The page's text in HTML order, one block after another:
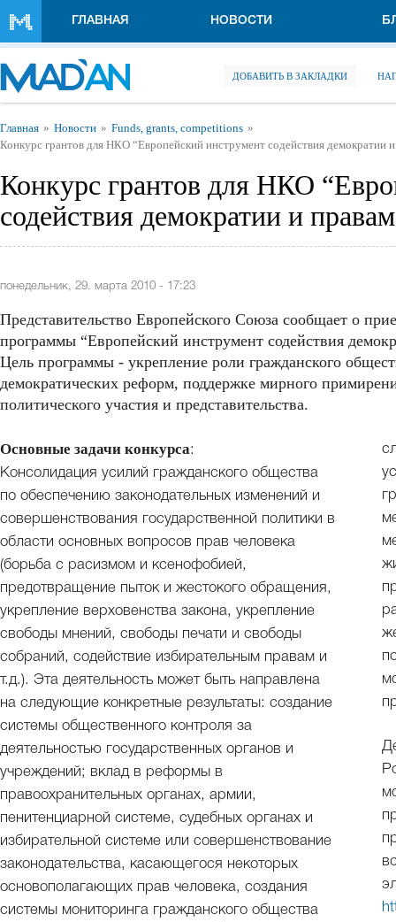
ГЛАВНАЯ НОВОСТИ
ДОБАВИТЬ В ЗАКЛАДКИ
Вы здесь
Главная Новости
Funds, grants, competitions
Конкурс грантов для НКО “Европейский инструмент содействия демократии и
Конкурс грантов для НКО
содействия демократии и
понедельник, 29. марта 2010 - 17:23
Представительство Европейского Союза сообщает о
программы “Европейский инструмент содействия
Цель программы - укрепление роли гражданского
демократических реформ, поддержке мирного
политического участия и представительства.
Основные задачи конкурса:
Консолидация усилий гражданского общества
по обеспечению законодательных изменений и
совершенствования государственной политики в
области основных вопросов прав человека
(борьба с расизмом и ксенофобией,
предотвращение пыток и жестокого обращения,
укрепление верховенства закона, укрепление
свободы мнений, свободы печати и свободы
собраний, содействие избирательным правам и
т.д.). Эта деятельность может быть направлена
на следующие конкретные результаты: создание
системы общественного контроля за
деятельностью государственных органов и
учреждений; вклад в реформы в
правоохранительных органах, армии,
пенитенциарной системе, судебных органах и
избирательной системе или совершенствование
законодательства, касающегося некоторых
основополагающих прав человека, создания
системы мониторинга гражданского общества